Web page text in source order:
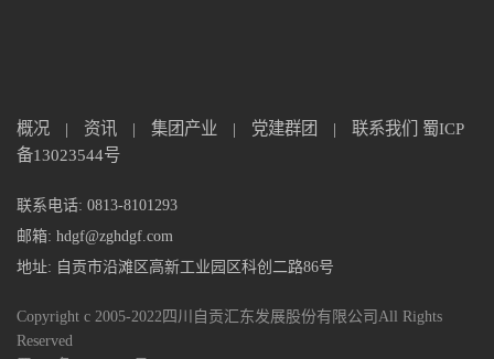
概况 | 资讯 | 集团产业 | 党建群团 | 联系我们
蜀ICP
备13023544号
联系电话: 0813-8101293
邮箱: hdgf@zghdgf.com
地址: 自贡市沿滩区高新工业园区科创二路86号
Copyright c 2005-2022四川自贡汇东发展股份有限公司All Rights
Reserved